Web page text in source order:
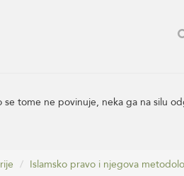
tome ne povinuje, neka ga na silu
Islamsko pravo i njegova